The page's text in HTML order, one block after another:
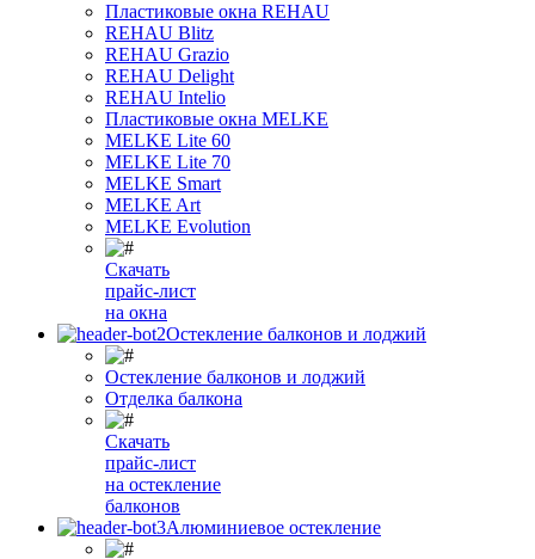
Пластиковые окна REHAU
REHAU Blitz
REHAU Grazio
REHAU Delight
REHAU Intelio
Пластиковые окна MELKE
MELKE Lite 60
MELKE Lite 70
MELKE Smart
MELKE Art
MELKE Evolution
Скачать
прайс-лист
на окна
Остекление балконов и лоджий
Остекление балконов и лоджий
Отделка балкона
Скачать
прайс-лист
на остекление
балконов
Алюминиевое остекление